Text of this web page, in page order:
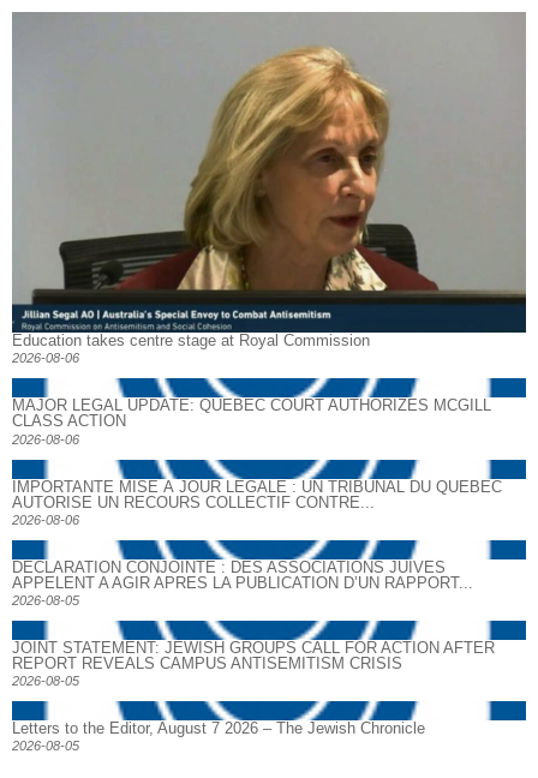
Education takes centre stage at Royal Commission
2026-08-06
MAJOR LEGAL UPDATE: QUEBEC COURT AUTHORIZES MCGILL
CLASS ACTION
2026-08-06
IMPORTANTE MISE À JOUR LÉGALE : UN TRIBUNAL DU QUÉBEC
AUTORISE UN RECOURS COLLECTIF CONTRE...
2026-08-06
DECLARATION CONJOINTE : DES ASSOCIATIONS JUIVES
APPELENT A AGIR APRES LA PUBLICATION D’UN RAPPORT...
2026-08-05
JOINT STATEMENT: JEWISH GROUPS CALL FOR ACTION AFTER
REPORT REVEALS CAMPUS ANTISEMITISM CRISIS
2026-08-05
Letters to the Editor, August 7 2026 – The Jewish Chronicle
2026-08-05